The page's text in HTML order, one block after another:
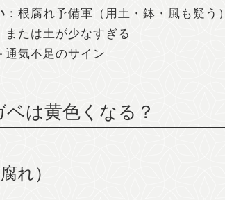
：根腐れ予備軍（用土・鉢・風も疑う）
または土が少なすぎる
通気不足のサイン
は黄色くなる？
れ）